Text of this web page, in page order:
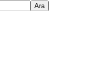
Ara